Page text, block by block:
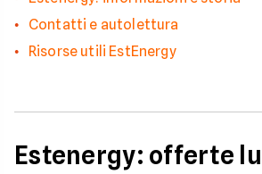
Contatti e autolettura
Risorse utili EstEnergy
Estenergy: offerte